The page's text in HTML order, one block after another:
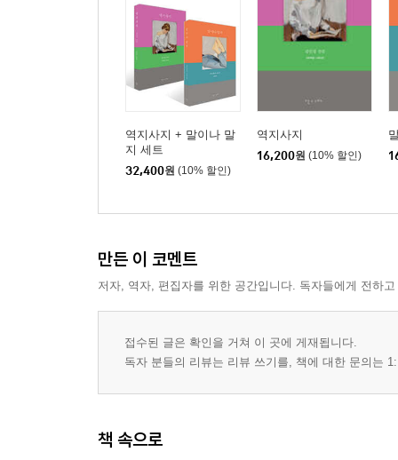
사기 너머 사기 치기
집착이라도 좋아
벼룩만 뛰랴, 뛰니까 애지
너, 네가 젤로 무서워!
자연은 자연스럽게
거기 돈가스가 맛있긴 해요
간직하면 비싸져요
뒤로 걷기의 건강법
촌스러워서 못 살겠다
카페는 아무나 하나
빵은 나누는 거라 그렇게 배웠거늘
씁쓸하구만
경찰서여, 안녕
네 할머니 내 할머니
역지사지 + 말이나 말
지 세트
32,400원 (10% 할인)
역지사지
16,200원 (10% 할인)
만든 이 코멘트
저자, 역자, 편집자를 위한 공간입니다. 독자들에게 전하
접수된 글은 확인을 거쳐 이 곳에 게재됩니다.
독자 분들의 리뷰는 리뷰 쓰기를, 책에 대한 문의는
책 속으로